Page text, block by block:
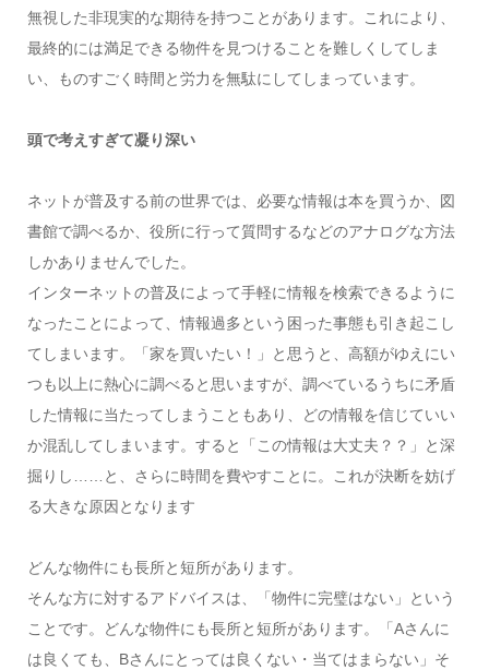
無視した非現実的な期待を持つことがあります。これにより、
最終的には満足できる物件を見つけることを難しくしてしま
い、ものすごく時間と労力を無駄にしてしまっています。
頭で考えすぎて凝り深い
ネットが普及する前の世界では、必要な情報は本を買うか、図
書館で調べるか、役所に行って質問するなどのアナログな方法
しかありませんでした。
インターネットの普及によって手軽に情報を検索できるように
なったことによって、情報過多という困った事態も引き起こし
てしまいます。「家を買いたい！」と思うと、高額がゆえにい
つも以上に熱心に調べると思いますが、調べているうちに矛盾
した情報に当たってしまうこともあり、どの情報を信じていい
か混乱してしまいます。すると「この情報は大丈夫？？」と深
掘りし……と、さらに時間を費やすことに。これが決断を妨げ
る大きな原因となります
どんな物件にも長所と短所があります。
そんな方に対するアドバイスは、「物件に完璧はない」という
ことです。どんな物件にも長所と短所があります。「Aさんに
は良くても、Bさんにとっては良くない・当てはまらない」そ